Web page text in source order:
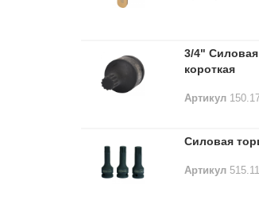
3/4"
короткая
Артикул
Силовая
Артикул